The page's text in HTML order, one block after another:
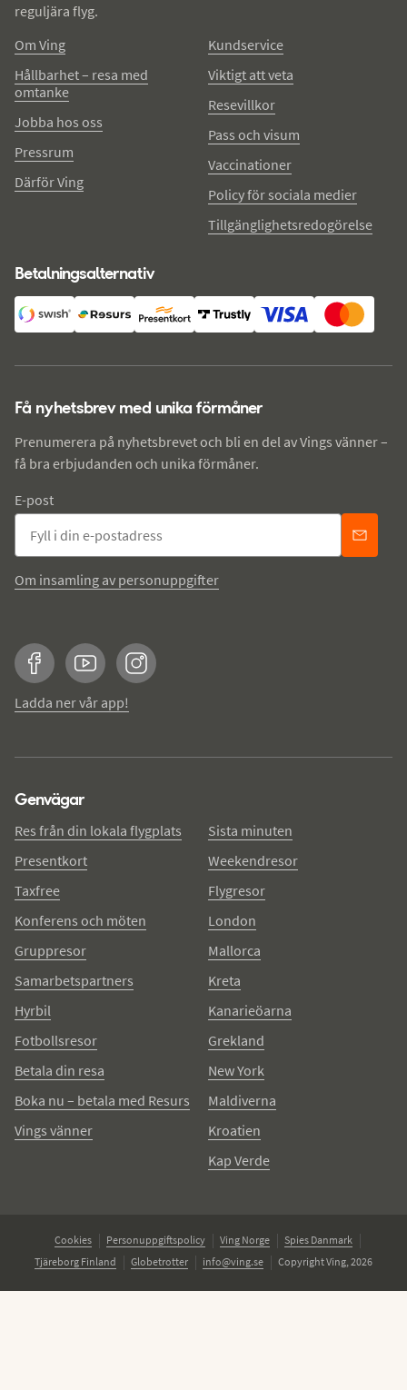
reguljära flyg.
Om Ving
Hållbarhet – resa med
omtanke
Jobba hos oss
Pressrum
Därför Ving
Kundservice
Viktigt att veta
Resevillkor
Pass och visum
Vaccinationer
Policy för sociala medier
Tillgänglighetsredogörelse
Betalningsalternativ
Få nyhetsbrev med unika förmåner
Prenumerera på nyhetsbrevet och bli en del av Vings vänner –
få bra erbjudanden och unika förmåner.
E-post
Om insamling av personuppgifter
FacebookYouTubeInstagram
Ladda ner vår app!
Genvägar
Res från din lokala flygplats
Presentkort
Taxfree
Konferens och möten
Gruppresor
Samarbetspartners
Hyrbil
Fotbollsresor
Betala din resa
Boka nu – betala med Resurs
Vings vänner
Sista minuten
Weekendresor
Flygresor
London
Mallorca
Kreta
Kanarieöarna
Grekland
New York
Maldiverna
Kroatien
Kap Verde
Cookies Personuppgiftspolicy Ving Norge
Spies Danmark
Tjäreborg Finland
Globetrotter info@ving.se Copyright Ving, 2026